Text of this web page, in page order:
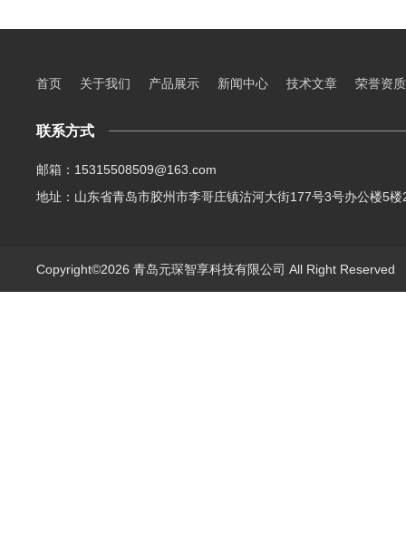
首页 关于我们 产品展示 新闻中心 技术文章 荣誉资质
联系方式
邮箱：15315508509@163.com
地址：山东省青岛市胶州市李哥庄镇沽河大街177号3号办公楼5楼
Copyright©2026 青岛元琛智享科技有限公司 All Right